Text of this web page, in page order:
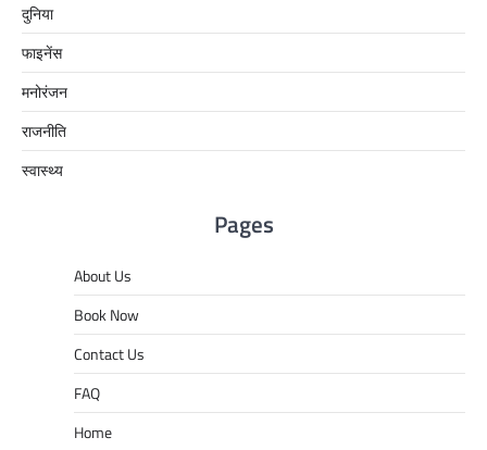
दुनिया
फाइनेंस
मनोरंजन
राजनीति
स्वास्थ्य
Pages
About Us
Book Now
Contact Us
FAQ
Home